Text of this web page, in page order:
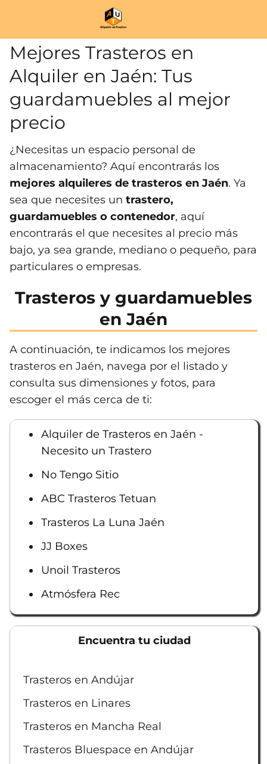
Mejores Trasteros en
Alquiler en Jaén: Tus
guardamuebles al mejor
precio
¿Necesitas un espacio personal de
almacenamiento? Aquí encontrarás los
mejores alquileres de trasteros en Jaén. Ya
sea que necesites un trastero,
guardamuebles o contenedor, aquí
encontrarás el que necesites al precio más
bajo, ya sea grande, mediano o pequeño, para
particulares o empresas.
Trasteros y guardamuebles
en Jaén
A continuación, te indicamos los mejores
trasteros en Jaén, navega por el listado y
consulta sus dimensiones y fotos, para
escoger el más cerca de ti:
Alquiler de Trasteros en Jaén -
Necesito un Trastero
No Tengo Sitio
ABC Trasteros Tetuan
Trasteros La Luna Jaén
JJ Boxes
Unoil Trasteros
Atmósfera Rec
Encuentra tu ciudad
Trasteros en Andújar
Trasteros en Linares
Trasteros en Mancha Real
Trasteros Bluespace en Andújar